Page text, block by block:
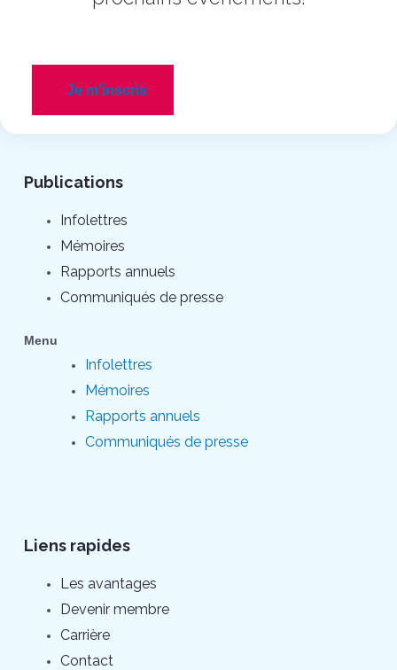
Je m'inscris
Publications
Infolettres
Mémoires
Rapports annuels
Communiqués de presse
Menu
Infolettres
Mémoires
Rapports annuels
Communiqués de presse
Liens rapides
Les avantages
Devenir membre
Carrière
Contact